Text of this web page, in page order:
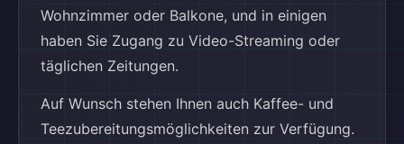
Wohnzimmer oder Balkone, und in einigen
haben Sie Zugang zu Video-Streaming oder
täglichen Zeitungen.
Auf Wunsch stehen Ihnen auch Kaffee- und
Teezubereitungsmöglichkeiten zur Verfügung.